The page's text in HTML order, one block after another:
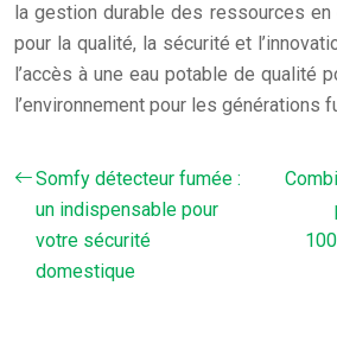
la gestion durable des ressources en
pour la qualité, la sécurité et
l’accès à une eau potable de qualité
l’environnement pour les générations
Somfy détecteur fumée :
un indispensable pour
votre sécurité
domestique